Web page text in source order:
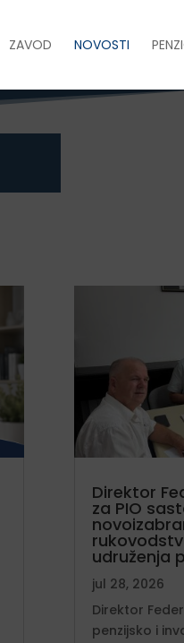
ZAVOD NOVOSTI
Direktor
za PIO
udruženja
jul 28, 2026
Direktor
penzijsko i